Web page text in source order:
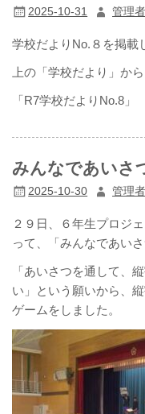
2025-10-31 管理
学校だよりNo.８を掲載
上の「学校だより」か
「R7学校だよりNo.8」
みんなであいさ
2025-10-30 管理
２９日、６年生プロジ
って、「みんなであい
「あいさつを通して、
い」という願いから、
ゲームをしました。